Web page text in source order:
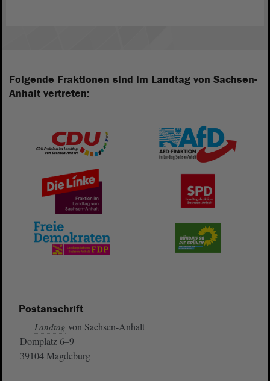
Folgende Fraktionen sind im Landtag von Sachsen-
Anhalt vertreten:
Postanschrift
Landtag von Sachsen-Anhalt
Domplatz 6–9
39104 Magdeburg